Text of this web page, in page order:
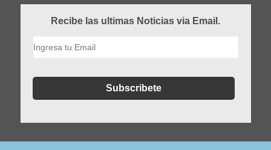
Recibe las ultimas Noticias via Email.